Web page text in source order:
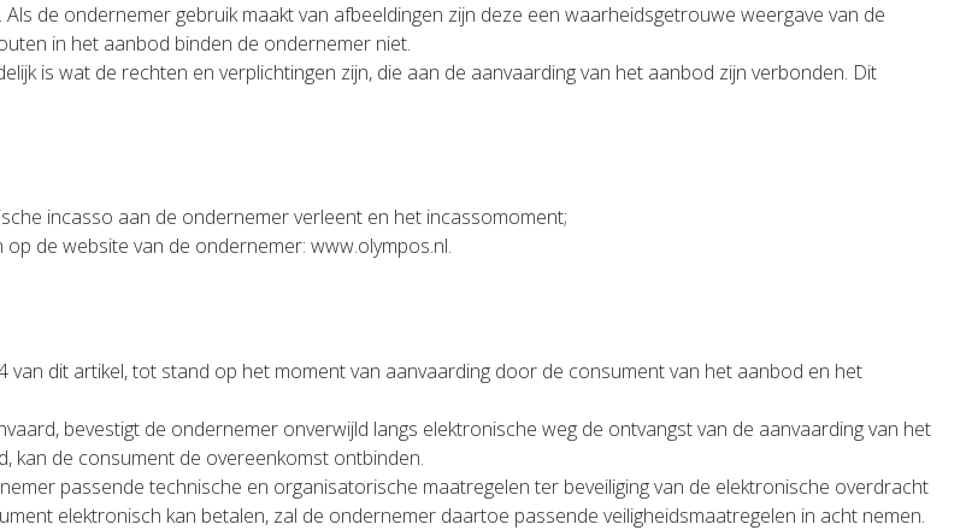
de ondernemer gebruik maakt van afbeeldingen zijn deze een waarheidsgetrouwe weergave van de
in het aanbod binden de ondernemer niet.
is wat de rechten en verplichtingen zijn, die aan de aanvaarding van het aanbod zijn verbonden. Dit
incasso aan de ondernemer verleent en het incassomoment;
de website van de ondernemer: www.olympos.nl.
dit artikel, tot stand op het moment van aanvaarding door de consument van het aanbod en het
bevestigt de ondernemer onverwijld langs elektronische weg de ontvangst van de aanvaarding van het
kan de consument de overeenkomst ontbinden.
passende technische en organisatorische maatregelen ter beveiliging van de elektronische overdracht
elektronisch kan betalen, zal de ondernemer daartoe passende veiligheidsmaatregelen in acht nemen.